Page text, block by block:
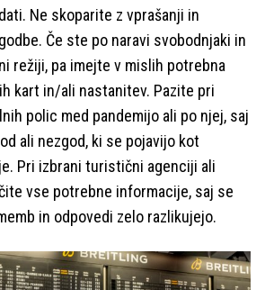
Ne skoparite z vprašanji in
Če ste po naravi svobodnjaki in
režiji, pa imejte v mislih potrebna
kart in/ali nastanitev. Pazite pri
polic med pandemijo ali po njej, saj
ali nezgod, ki se pojavijo kot
Pri izbrani turistični agenciji ali
vse potrebne informacije, saj se
in odpovedi zelo razlikujejo.